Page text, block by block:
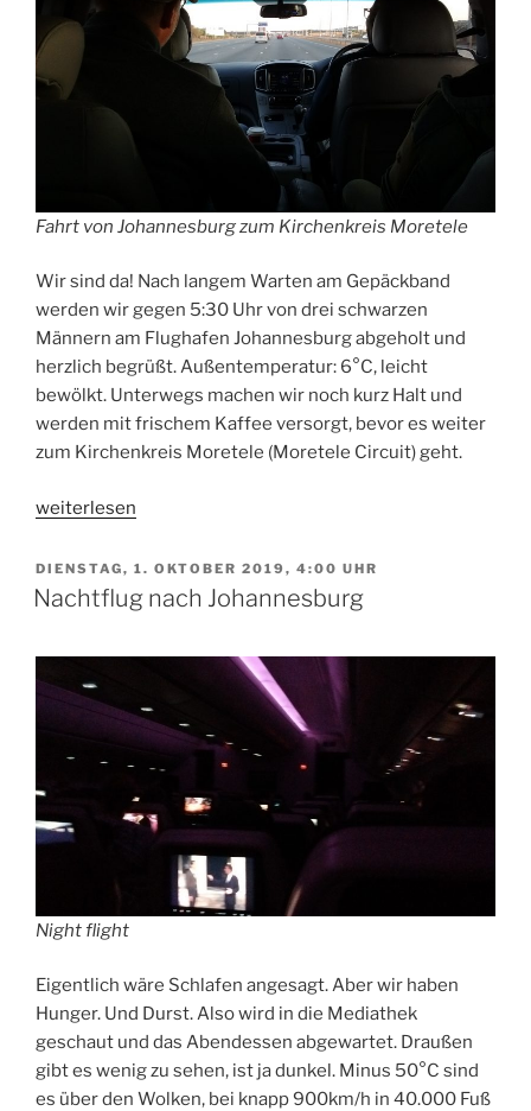
Fahrt von Johannesburg zum Kirchenkreis Moretele
Wir sind da! Nach langem Warten am Gepäckband
werden wir gegen 5:30 Uhr von drei schwarzen
Männern am Flughafen Johannesburg abgeholt und
herzlich begrüßt. Außentemperatur: 6°C, leicht
bewölkt. Unterwegs machen wir noch kurz Halt und
werden mit frischem Kaffee versorgt, bevor es weiter
zum Kirchenkreis Moretele (Moretele Circuit) geht.
„Ankunft
Südafrika“
weiterlesen
VERÖFFENTLICHT
AM
DIENSTAG, 1. OKTOBER 2019, 4:00 UHR
Nachtflug nach Johannesburg
Night flight
Eigentlich wäre Schlafen angesagt. Aber wir haben
Hunger. Und Durst. Also wird in die Mediathek
geschaut und das Abendessen abgewartet. Draußen
gibt es wenig zu sehen, ist ja dunkel. Minus 50°C sind
es über den Wolken, bei knapp 900km/h in 40.000 Fuß